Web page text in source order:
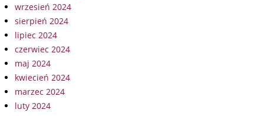
wrzesień 2024
sierpień 2024
lipiec 2024
czerwiec 2024
maj 2024
kwiecień 2024
marzec 2024
luty 2024